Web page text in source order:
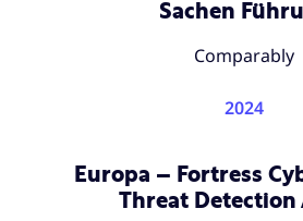
Sachen
Comparably
2024
Europa – Fortress
Threat Detection